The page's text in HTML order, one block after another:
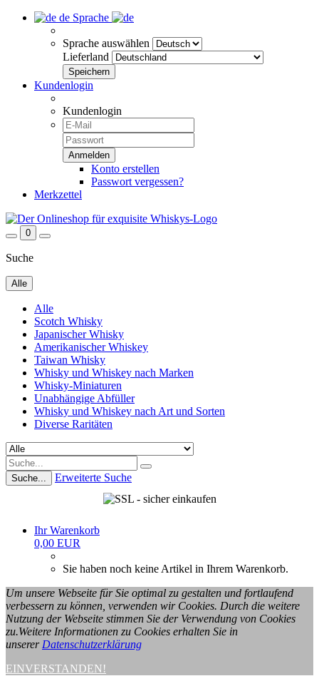
de Sprache
Sprache auswählen
Lieferland
Kundenlogin
Kundenlogin
Konto erstellen
Passwort vergessen?
Merkzettel
0
Suche
Alle
Alle
Scotch Whisky
Japanischer Whisky
Amerikanischer Whiskey
Taiwan Whisky
Whisky und Whiskey nach Marken
Whisky-Miniaturen
Unabhängige Abfüller
Whisky und Whiskey nach Art und Sorten
Diverse Raritäten
Suche... Erweiterte Suche
Ihr Warenkorb
0,00 EUR
Sie haben noch keine Artikel in Ihrem Warenkorb.
Um unsere Webseite für Sie optimal zu gestalten und fortlaufend
verbessern zu können, verwenden wir Cookies. Durch die weitere
Nutzung der Webseite stimmen Sie der Verwendung von Cookies
zu.Weitere Informationen zu Cookies erhalten Sie in
unserer Datenschutzerklärung
EINVERSTANDEN!